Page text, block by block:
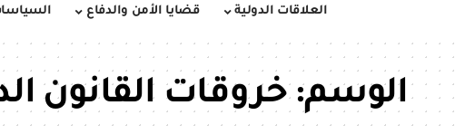
العلاقات الدولية قضايا الأمن والدفاع
الوسم:خروقات القانون